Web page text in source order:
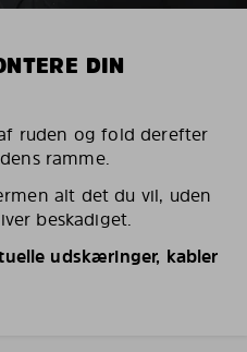
DIN
ruden og fold derefter
ramme.
alt det du vil, uden
beskadiget.
udskæringer, kabler